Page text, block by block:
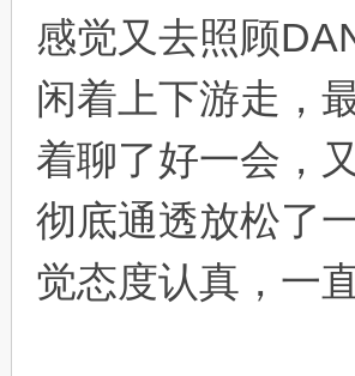
感觉又去照顾
闲着上下游走，
着聊了好一会，
彻底通透放松了
觉态度认真，一